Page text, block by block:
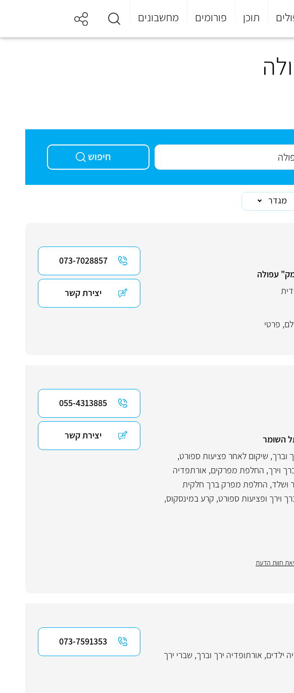
תוכן פורומים מחשבונים
חיפוש
מגדר
עפולה
, פרטי
073-7028857
יצירת קשר
השומר
וברך, שיקום לאחר פציעות ספורט,
וירך, החלפת מפרקים, אורתפדיה
ושלד, החלפת מפרק ברך חלקית
וירך ופציעות ספורט, קרע במינסקוס,
חוות הדעת
055-4313885
יצירת קשר
ילדים, אורתופדיה ירך וברך, שברי ירך
073-7591353